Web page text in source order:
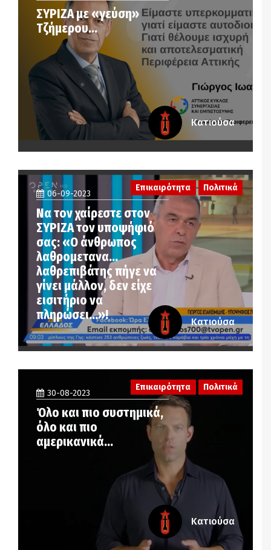
ΣΥΡΙΖΑ με «γεύση»
Τζήμερου…
Κατιούσα
06-09-2023
Να τον χαίρεστε στον
ΣΥΡΙΖΑ τον υποψήφιό
σας: «Ο άνθρωπος
λαθρομετανα…
λαθρεπιβάτης πήγε να
γίνει μάλλον, δεν είχε
εισιτήριο να
πληρώσει…»!
Επικαιρότητα Πολιτικά
Κατιούσα
30-08-2023
Όλο και πιο συστημικά,
όλο και πιο
αμερικανικά…
Επικαιρότητα Πολιτικά
Κατιούσα